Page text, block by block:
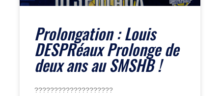
Prolongation : Louis
DESPRéaux Prolonge de
deux ans au SMSHB !
????????????????????